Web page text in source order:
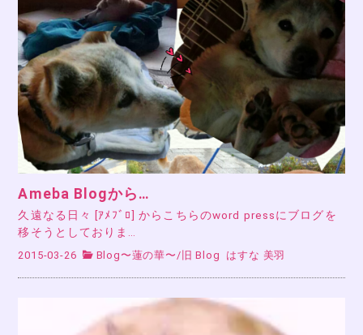
Ameba Blogから…
久遠なる日々 [ｱﾒﾌﾞﾛ] からこちらのword pressにブログを
移そうとしておりま…
2015-03-26 Blog〜蓮の華〜 / 旧 Blog はすな 美羽